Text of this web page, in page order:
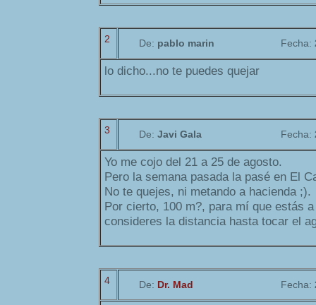
2 De: pablo marin Fecha:
lo dicho...no te puedes quejar
3 De: Javi Gala Fecha:
Yo me cojo del 21 a 25 de agosto.
Pero la semana pasada la pasé en El
No te quejes, ni metando a hacienda ;).
Por cierto, 100 m?, para mí que estás
consideres la distancia hasta tocar el
4 De: Dr. Mad Fecha: